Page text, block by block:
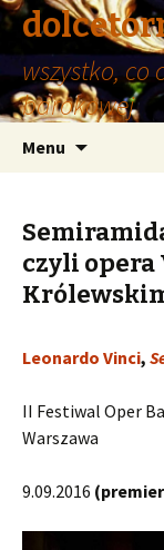
wszystko, co
barokowej
Menu
czyli opera
Leonardo Vinci,
II Festiwal Oper
Warszawa
9.09.2016